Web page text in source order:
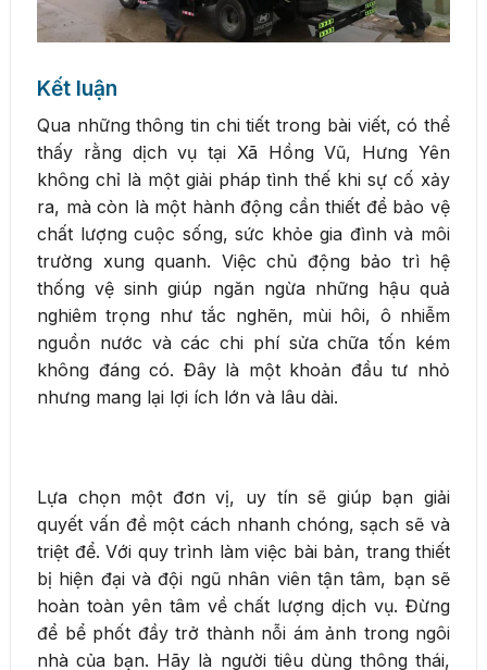
Kết luận
Qua những thông tin chi tiết trong bài viết, có thể
thấy rằng dịch vụ tại Xã Hồng Vũ, Hưng Yên
không chỉ là một giải pháp tình thế khi sự cố xảy
ra, mà còn là một hành động cần thiết để bảo vệ
chất lượng cuộc sống, sức khỏe gia đình và môi
trường xung quanh. Việc chủ động bảo trì hệ
thống vệ sinh giúp ngăn ngừa những hậu quả
nghiêm trọng như tắc nghẽn, mùi hôi, ô nhiễm
nguồn nước và các chi phí sửa chữa tốn kém
không đáng có. Đây là một khoản đầu tư nhỏ
nhưng mang lại lợi ích lớn và lâu dài.
Lựa chọn một đơn vị, uy tín sẽ giúp bạn giải
quyết vấn đề một cách nhanh chóng, sạch sẽ và
triệt để. Với quy trình làm việc bài bản, trang thiết
bị hiện đại và đội ngũ nhân viên tận tâm, bạn sẽ
hoàn toàn yên tâm về chất lượng dịch vụ. Đừng
để bể phốt đầy trở thành nỗi ám ảnh trong ngôi
nhà của bạn. Hãy là người tiêu dùng thông thái,